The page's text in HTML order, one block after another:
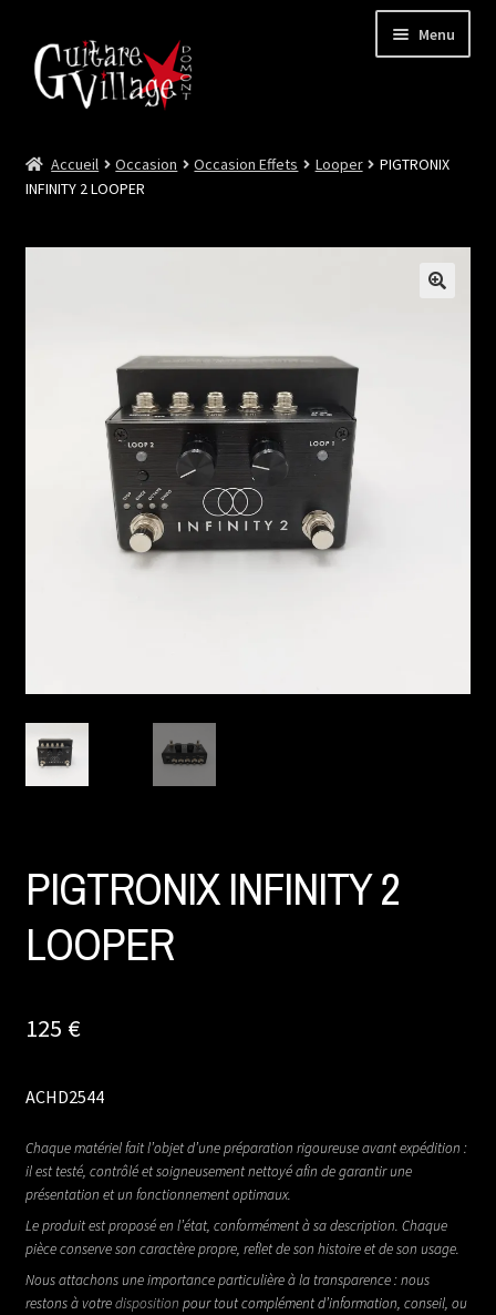
Menu
Neuf
le
enfant
Les Videos
Accueil Occasion Occasion Effets Looper
PIGTRONIX
INFINITY 2 LOOPER
PIGTRONIX INFINITY 2
LOOPER
125 €
ACHD2544
Chaque matériel fait l’objet d’une préparation rigoureuse avant expédition :
il est testé, contrôlé et soigneusement nettoyé afin de garantir une
présentation et un fonctionnement optimaux.
Le produit est proposé en l’état, conformément à sa description. Chaque
pièce conserve son caractère propre, reflet de son histoire et de son usage.
Nous attachons une importance particulière à la transparence : nous
restons à votredisposition pour tout complément d’information, conseil, ou